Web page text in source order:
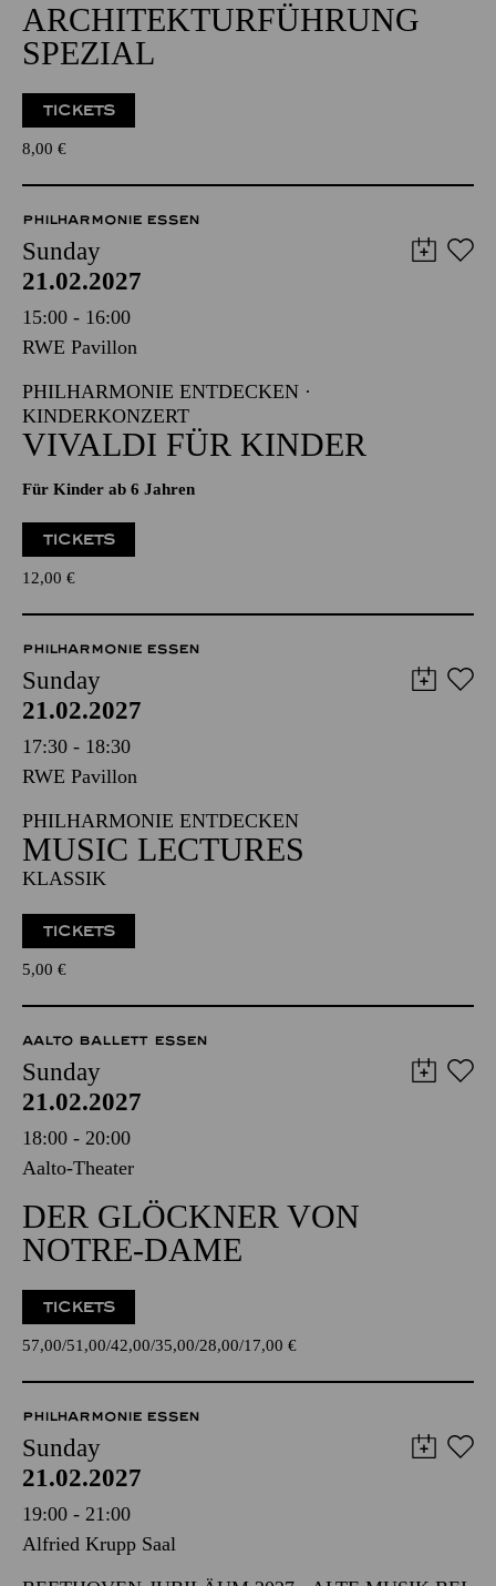
ARCHITEKTURFÜHRUNG
SPEZIAL
TICKETS
8,00 €
PHILHARMONIE ESSEN
Sunday
21.02.2027
15:00 - 16:00
RWE Pavillon
PHILHARMONIE ENTDECKEN ·
KINDERKONZERT
VIVALDI FÜR KINDER
Für Kinder ab 6 Jahren
TICKETS
12,00 €
PHILHARMONIE ESSEN
Sunday
21.02.2027
17:30 - 18:30
RWE Pavillon
PHILHARMONIE ENTDECKEN
MUSIC LECTURES
KLASSIK
TICKETS
5,00 €
AALTO BALLETT ESSEN
Sunday
21.02.2027
18:00 - 20:00
Aalto-Theater
DER GLÖCKNER VON
NOTRE-DAME
TICKETS
57,00 51,00 42,00 35,00 28,00 17,00 €
PHILHARMONIE ESSEN
Sunday
21.02.2027
19:00 - 21:00
Alfried Krupp Saal